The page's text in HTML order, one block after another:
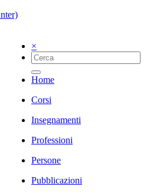
×
Home
Corsi
Insegnamenti
Professioni
Persone
Pubblicazioni